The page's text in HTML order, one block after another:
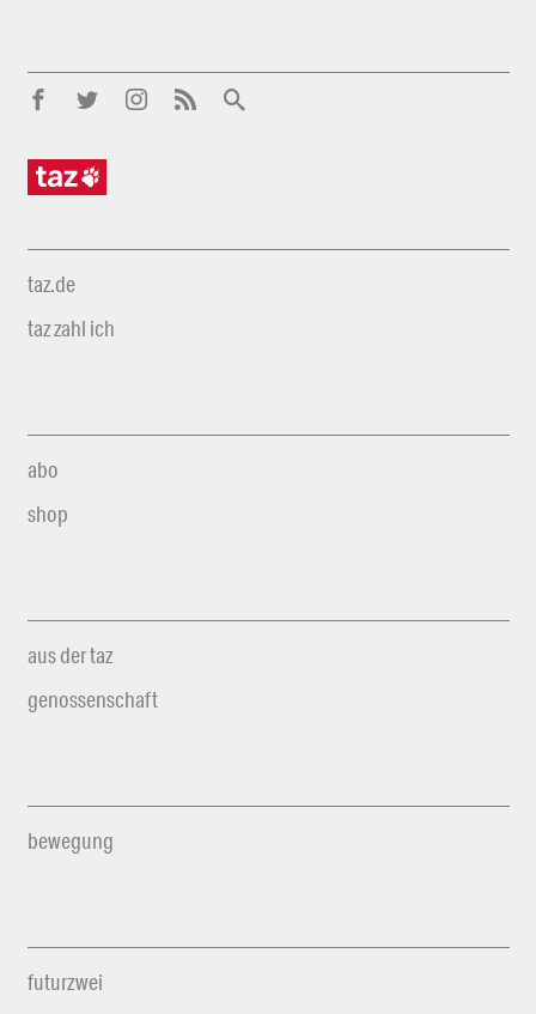
taz.de
taz zahl ich
abo
shop
aus der taz
genossenschaft
bewegung
futurzwei